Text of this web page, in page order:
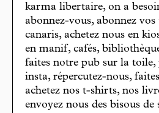
karma libertaire, on a
abonnez-vous, abonnez vos
canaris, achetez nous en
en manif, cafés,
faites notre pub sur la toile,
insta, répercutez-nous,
achetez nos t-shirts, nos
envoyez nous des bisous